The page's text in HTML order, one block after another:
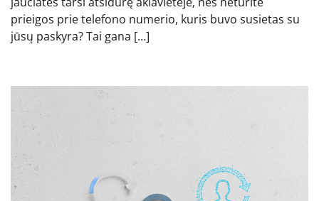
prieigos prie telefono numerio, kuris buvo susietas su
jūsų paskyra? Tai gana […]